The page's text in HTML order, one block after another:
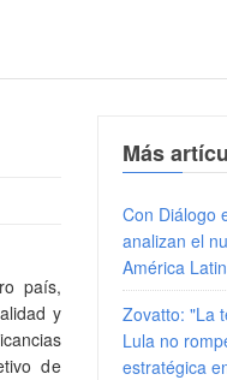
país,
y
de
Más
Con Diálogo
analizan el
América
Zovatto: "La
Lula no
estratégica